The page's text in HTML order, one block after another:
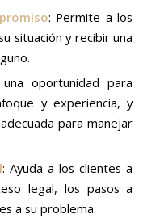
: Permite a los
situación y recibir una
oportunidad para
y experiencia, y
para manejar
: Ayuda a los clientes a
legal, los pasos a
a su problema.